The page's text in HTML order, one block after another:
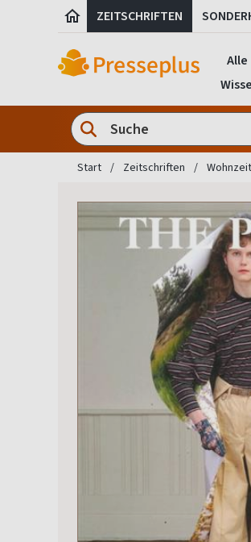
ZEITSCHRIFTEN
Alle
Start Zeitschriften